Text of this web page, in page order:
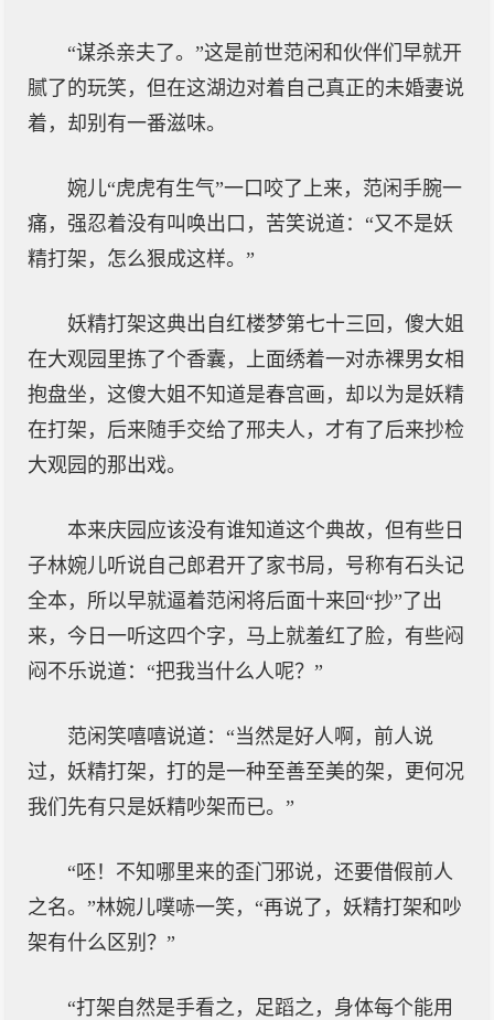
“谋杀亲夫了。”这是前世范闲和伙伴们早就开
腻了的玩笑，但在这湖边对着自己真正的未婚妻说
着，却别有一番滋味。
婉儿“虎虎有生气”一口咬了上来，范闲手腕一
痛，强忍着没有叫唤出口，苦笑说道：“又不是妖
精打架，怎么狠成这样。”
妖精打架这典出自红楼梦第七十三回，傻大姐
在大观园里拣了个香囊，上面绣着一对赤裸男女相
抱盘坐，这傻大姐不知道是春宫画，却以为是妖精
在打架，后来随手交给了邢夫人，才有了后来抄检
大观园的那出戏。
本来庆园应该没有谁知道这个典故，但有些日
子林婉儿听说自己郎君开了家书局，号称有石头记
全本，所以早就逼着范闲将后面十来回“抄”了出
来，今日一听这四个字，马上就羞红了脸，有些闷
闷不乐说道：“把我当什么人呢？”
范闲笑嘻嘻说道：“当然是好人啊，前人说
过，妖精打架，打的是一种至善至美的架，更何况
我们先有只是妖精吵架而已。”
“呸！不知哪里来的歪门邪说，还要借假前人
之名。”林婉儿噗哧一笑，“再说了，妖精打架和吵
架有什么区别？”
“打架自然是手看之，足蹈之，身体每个能用